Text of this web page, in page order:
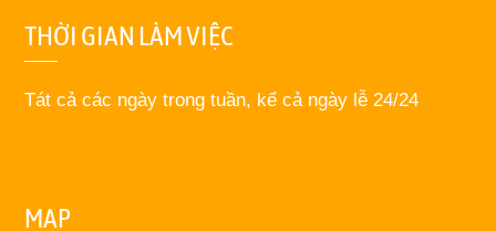
THỜI GIAN LÀM VIỆC
Tát cả các ngày trong tuần, kể cả ngày lễ 24/24
MAP